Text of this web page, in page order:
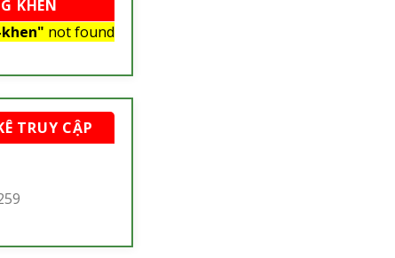
KHEN
not found
TRUY CẬP